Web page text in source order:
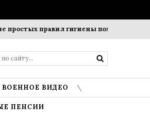
правил гигиены помогает
ВОЕННОЕ ВИДЕО
ПЕНСИИ